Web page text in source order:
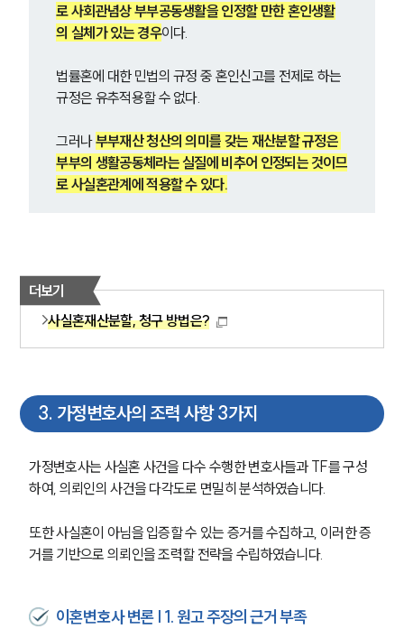
로 사회관념상 부부공동생활을 인정할 만한 혼인생활
의 실체가 있는 경우이다.
법률혼에 대한 민법의 규정 중 혼인신고를 전제로 하는
규정은 유추적용할 수 없다.
그러나 부부재산 청산의 의미를 갖는 재산분할 규정은
부부의 생활공동체라는 실질에 비추어 인정되는 것이므
로 사실혼관계에 적용할 수 있다.
더보기
사실혼재산분할, 청구 방법은?
3. 가정변호사의 조력 사항 3가지
가정변호사는 사실혼 사건을 다수 수행한 변호사들과 TF를 구성
하여, 의뢰인의 사건을 다각도로 면밀히 분석하였습니다.
또한 사실혼이 아님을 입증할 수 있는 증거를 수집하고, 이러한 증
거를 기반으로 의뢰인을 조력할 전략을 수립하였습니다.
이혼변호사 변론 | 1. 원고 주장의 근거 부족